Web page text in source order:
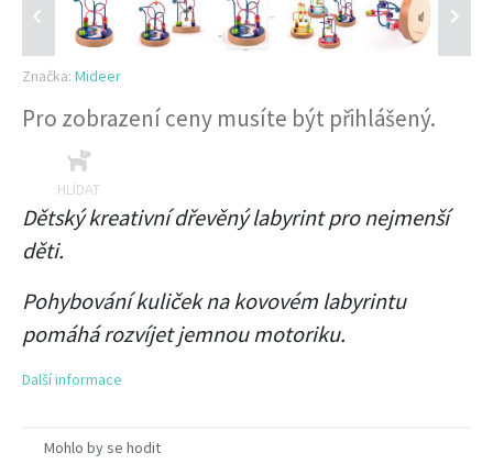
Značka: Mideer
Pro zobrazení ceny musíte být přihlášený.
HLÍDAT
Dětský kreativní dřevěný labyrint pro nejmenší
děti.
Pohybování kuliček na kovovém labyrintu
pomáhá rozvíjet jemnou motoriku.
Další informace
Mohlo by se hodit